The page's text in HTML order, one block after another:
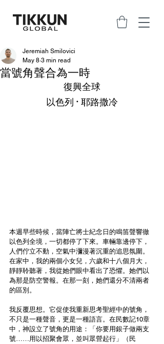
當號角聲合為一時
Jeremiah Smilovici
May 8 3 min read
復興全球
以色列 · 耶路撒冷
本週早些時候，當陣亡將士紀念日的鳴笛聲響徹
以色列全境，一切都停了下來。車輛靠邊停下，
人們佇立不動，空氣中瀰漫著沉重的追思氛圍。
在家中，我的兩個小女兒，六歲和十八個月大，
靜靜聆聽著，我從她們眼中看出了恐懼。她們以
為那是防空警報。在那一刻，她們還分不清兩者
的區別。
我反覆思想。它促使我重新思考聖經中的號角，
不只是一種聲音，更是一種語言。在民數記10章
中，神設立了號角的用途：「你要用銀子做兩支
號……用以招聚會眾，並叫眾營起行」（民